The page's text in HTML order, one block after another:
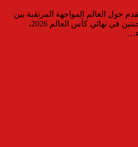
حول العالم المواجهة المرتقبة بين
منتخبي إسبانيا والأرجنتين في نهائي كأس العالم 2026،